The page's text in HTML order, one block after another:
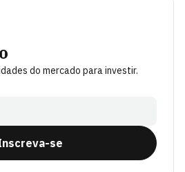
do mercado para investir.
se